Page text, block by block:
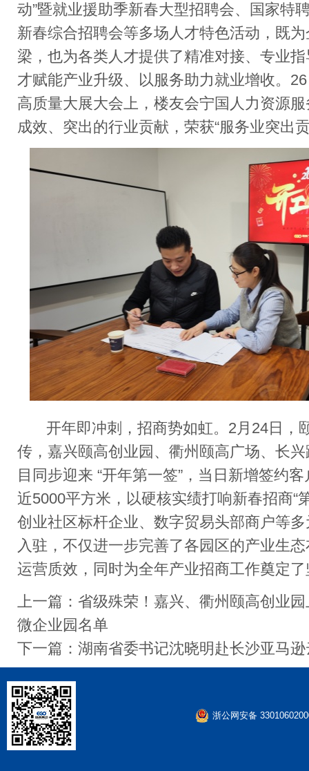
动”暨就业援助季新春大型招聘会、国家特
新春综合招聘会等多场人才特色活动，既
梁，也为各类人才提供了精准对接、专业
才赋能产业升级、以服务助力就业增收。 26
高质量大展大会上，楼友会宁国人力资源
成效、突出的行业贡献，荣获“服务业突出
开年即冲刺，招商势如虹。 2 月 24日，
传，嘉兴颐高创业园、衢州颐高广场、长
目同步迎来 “开年第一签” ，当日新增签约
近5000平方米，以硬核实绩打响新春招商“
创业社区标杆企业、数字贸易头部商户等
入驻，不仅进一步完善了各园区的产业生
运营质效，同时为全年产业招商工作奠定
上一篇： 省级殊荣！嘉兴、衢州颐高创业
微企业园名单
下一篇： 湖南省委书记沈晓明赴长沙亚马
浙公网安备